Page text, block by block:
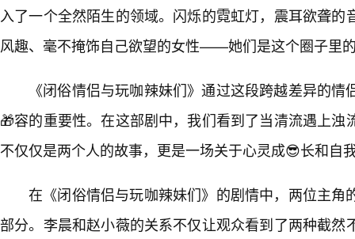
入了一个全然陌生的领域。闪烁的霓虹灯，震耳欲聋的
风趣、毫不掩饰自己欲望的女性——她们是这个圈子里的
《闭俗情侣与玩咖辣妹们》通过这段跨越差异的
🎁容的重要性。在这部剧中，我们看到了当清流遇上浊
不仅仅是两个人的故事，更是一场关于心灵成😎长和自
在《闭俗情侣与玩咖辣妹们》的剧情中，两位主角
部分。李晨和赵小薇的关系不仅让观众看到了两种截然